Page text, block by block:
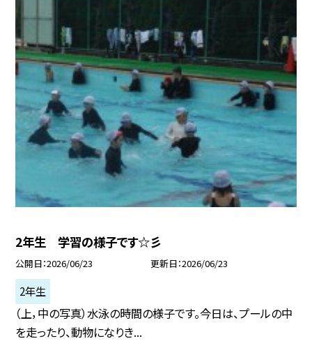
2年生 学習の様子です☆彡
公開日 2026/06/23 更新日 2026/06/23
2年生
（上，中の写真）水泳の時間の様子です。今日は、プールの中
を走ったり、動物になりき...